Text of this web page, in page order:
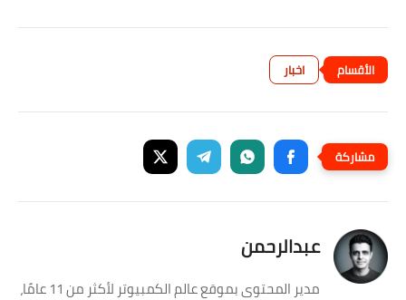
اخبار
عبدالرحمن
مدير المحتوى بموقع عالم الكمبيوتر لأكثر من 11 عامًا،